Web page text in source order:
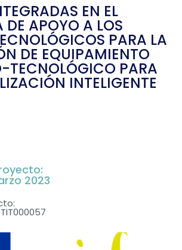
EN EL
DE APOYO A LOS
PARA LA
DE EQUIPAMIENTO
TECNOLÓGICO PARA
INTELIGENTE
2023